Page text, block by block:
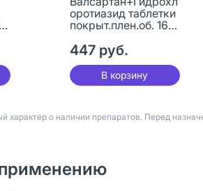
оротиазид таблетки
покрыт.плен.об. 160
447 руб.
В корзину
характер о наличии препаратов. Перед